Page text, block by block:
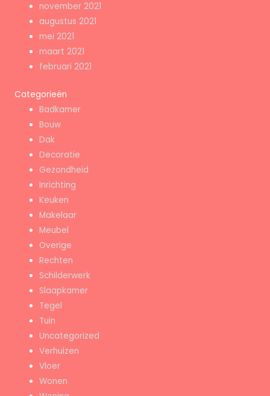
november 2021
augustus 2021
mei 2021
maart 2021
februari 2021
Categorieën
Badkamer
Bouw
Dak
Decoratie
Gezondheid
Inrichting
Keuken
Makelaar
Meubel
Overige
Rechten
Schilderwerk
Slaapkamer
Tegel
Tuin
Uncategorized
Verhuizen
Vloer
Wonen